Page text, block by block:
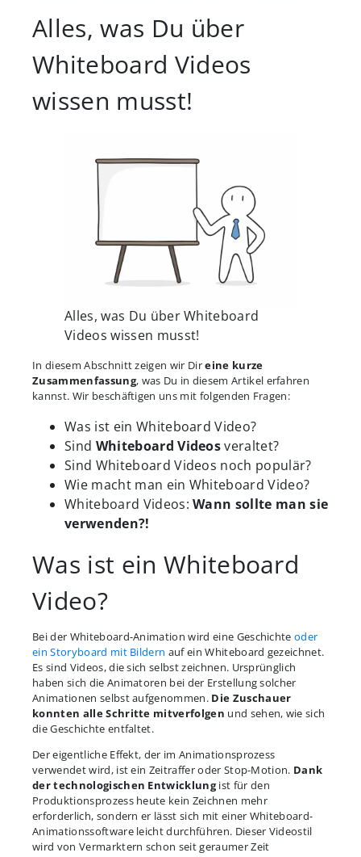
Alles, was Du über
Whiteboard Videos
wissen musst!
Alles, was Du über Whiteboard
Videos wissen musst!
In diesem Abschnitt zeigen wir Direine kurze
Zusammenfassung, was Du in diesem Artikel erfahren
kannst. Wir beschäftigen uns mit folgenden Fragen:
Was ist ein Whiteboard Video?
Sind Whiteboard Videosveraltet?
Sind Whiteboard Videos noch populär?
Wie macht man ein Whiteboard Video?
Whiteboard Videos:Wann sollte man sie
verwenden?!
Was ist ein Whiteboard
Video?
Bei der Whiteboard-Animation wird eine Geschichteoder
ein Storyboard mit Bildern auf ein Whiteboard gezeichnet.
Es sind Videos, die sich selbst zeichnen. Ursprünglich
haben sich die Animatoren bei der Erstellung solcher
Animationen selbst aufgenommen. Die Zuschauer
konnten alle Schritte mitverfolgen und sehen, wie sich
die Geschichte entfaltet.
Der eigentliche Effekt, der im Animationsprozess
verwendet wird, ist ein Zeitraffer oder Stop-Motion. Dank
der technologischen Entwicklungist für den
Produktionsprozess heute kein Zeichnen mehr
erforderlich, sondern er lässt sich mit einer Whiteboard-
Animationssoftware leicht durchführen. Dieser Videostil
wird von Vermarktern schon seit geraumer Zeit